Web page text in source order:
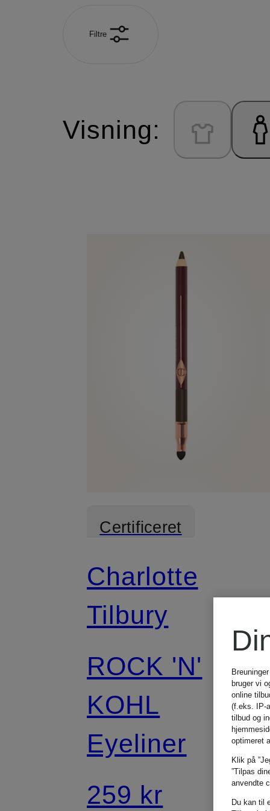
Filtre
Visning:
Certificeret
Charlotte
Tilbury
ROCK 'N'
KOHL
Eyeliner
259 kr
bruger vi
online
(f.eks. IP-
tilbud og
optimeret
Klik på
”Tilpas
anvendte
Du kan til